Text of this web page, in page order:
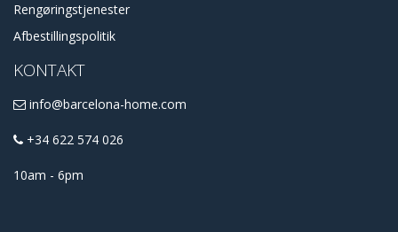
Rengøringstjenester
Afbestillingspolitik
KONTAKT
info@barcelona-home.com
+34 622 574 026
10am - 6pm